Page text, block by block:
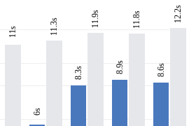
11s
6s
11.3s
8.3s
11.9s
8.9s
11.8s
8.6s
12.2s